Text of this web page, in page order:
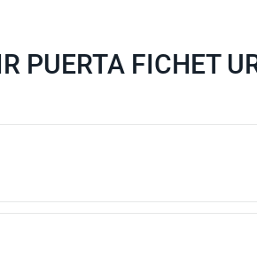
PUERTA FICHET